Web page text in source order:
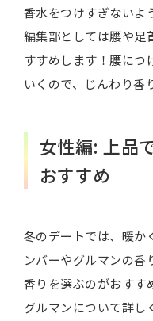
香水をつけすぎないよ
編集部としては腰や足
すすめします！腰につ
いくので、じんわり香
女性編: 上品
おすすめ
冬のデートでは、暖か
ンバーやグルマンの香
香りを選ぶのがおすす
グルマンについて詳し